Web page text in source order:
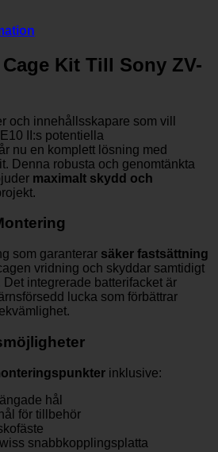
Kit Till Sony ZV-
och innehållsskapare som vill
II:s potentiella
nu en komplett lösning med
Denna robusta och genomtänkta
maximalt skydd och
som garanterar säker fastsättning
vridning och skyddar samtidigt
Det integrerade batterifacket är
lucka som förbättrar
inklusive:
hål
för tillbehör
snabbkopplingsplatta